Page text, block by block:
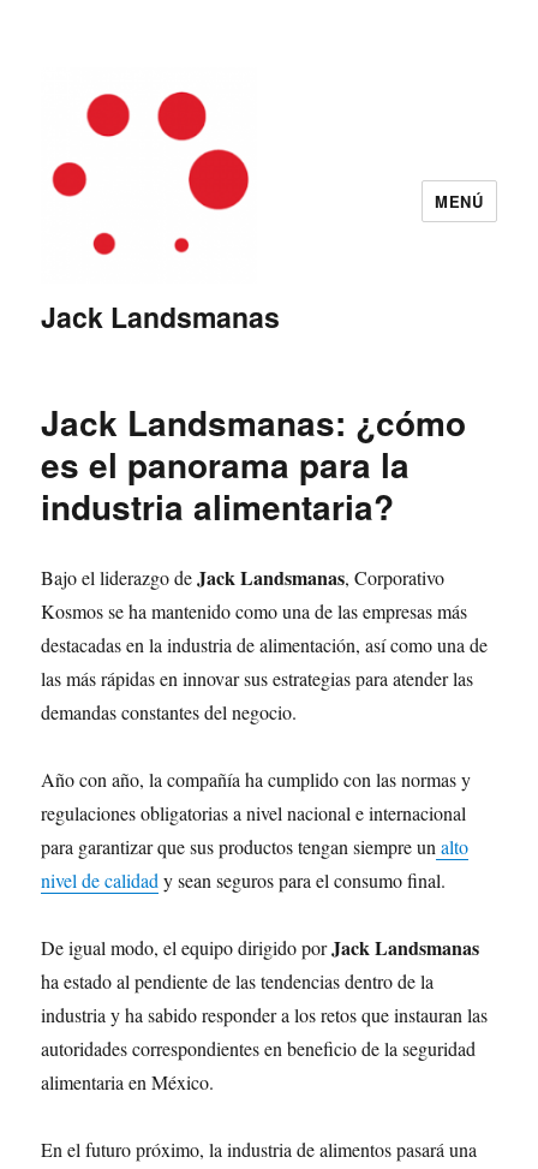
Jack Landsmanas
MENÚ
Jack Landsmanas: ¿cómo
es el panorama para la
industria alimentaria?
Bajo el liderazgo deJack Landsmanas, Corporativo
Kosmos se ha mantenido como una de las empresas más
destacadas en la industria de alimentación, así como una de
las más rápidas en innovar sus estrategias para atender las
demandas constantes del negocio.
Año con año, la compañía ha cumplido con las normas y
regulaciones obligatorias a nivel nacional e internacional
para garantizar que sus productos tengan siempre un alto
nivel de calidad y sean seguros para el consumo final.
De igual modo, el equipo dirigido porJack Landsmanas
ha estado al pendiente de las tendencias dentro de la
industria y ha sabido responder a los retos que instauran las
autoridades correspondientes en beneficio de la seguridad
alimentaria en México.
En el futuro próximo, la industria de alimentos pasará una